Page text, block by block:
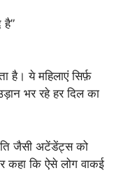
है”
है। ये महिलाएं सिर्फ़
भर रहे हर दिल का
जैसी अटेंडेंट्स को
कहा कि ऐसे लोग वाकई